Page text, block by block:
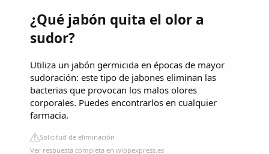
¿Qué jabón quita el olor a
sudor?
Utiliza un jabón germicida en épocas de mayor
sudoración: este tipo de jabones eliminan las
bacterias que provocan los malos olores
corporales. Puedes encontrarlos en cualquier
farmacia.
Solicitud de eliminación
Ver respuesta completa en wippexpress.es